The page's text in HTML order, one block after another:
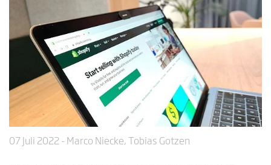
07 Juli 2022 - Marco Niecke, Tobias Gotzen